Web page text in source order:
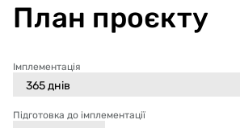
План проєкту
Імплементація
365днів
Підготовка до імплементації